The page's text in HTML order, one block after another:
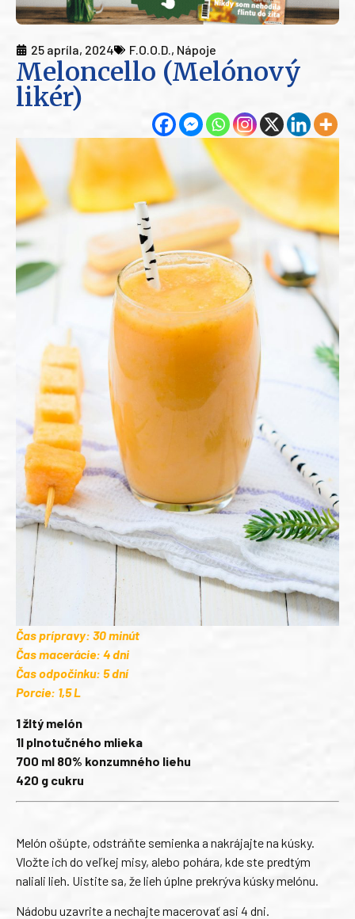
25 apríla, 2024 F.O.O.D., Nápoje
Meloncello (Melónový
likér)
Čas prípravy: 30 minút
Čas macerácie: 4 dni
Čas odpočinku: 5 dní
Porcie: 1,5 L
1 žltý melón
1l plnotučného mlieka
700 ml 80% konzumného liehu
420 g cukru
Melón ošúpte, odstráňte semienka a nakrájajte na kúsky.
Vložte ich do veľkej misy, alebo pohára, kde ste predtým
naliali lieh. Uistite sa, že lieh úplne prekrýva kúsky melónu.
Nádobu uzavrite a nechajte macerovať asi 4 dni.